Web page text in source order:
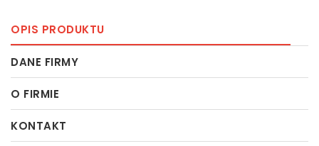
OPIS PRODUKTU
DANE FIRMY
O FIRMIE
KONTAKT